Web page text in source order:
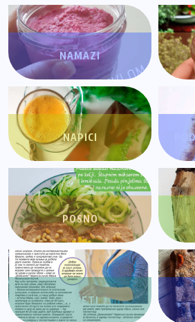
NAMAZI
NAPICI
POSNO
SAVETI